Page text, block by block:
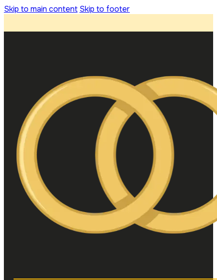
Skip to main content Skip to footer